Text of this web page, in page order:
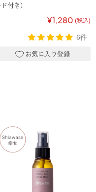
たい
したい
い
ア
たい
グ
カリ
付き）
¥1,280 (税込)
6件